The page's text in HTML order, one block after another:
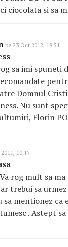
ciocolata si sa
pe 23 Oct 2012, 18:51
sa imi spuneti
Domnul
Nu sunt
Florin
10:17
rog mult sa ma
trebui sa
sa mentionez ca
. Astept